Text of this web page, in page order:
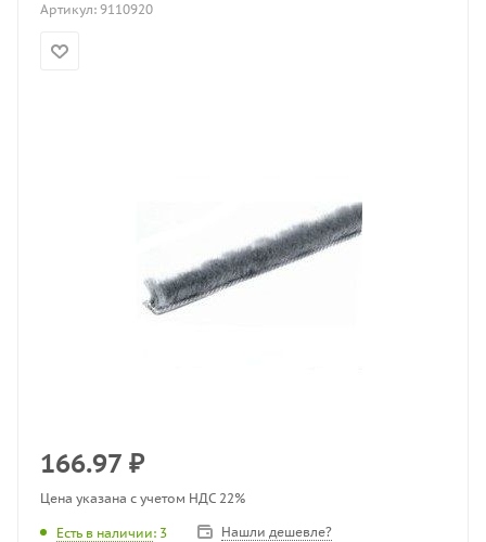
Артикул: 9110920
166.97 ₽
Цена указана с учетом НДС 22%
Есть в наличии: 3 Нашли дешевле?